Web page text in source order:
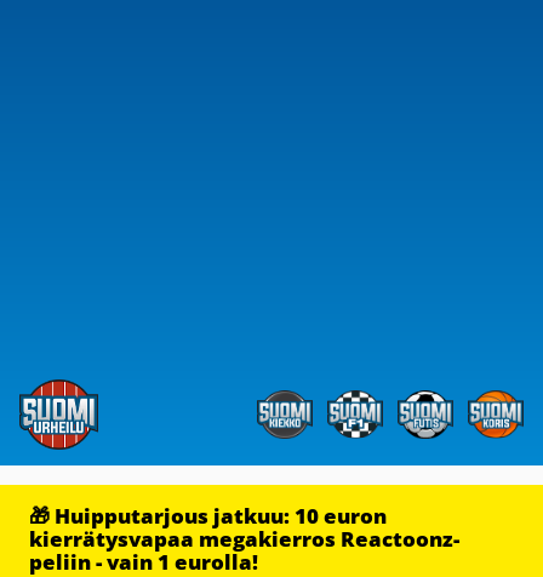
🎁 Huipputarjous jatkuu: 10 euron
kierrätysvapaa megakierros Reactoonz-
peliin - vain 1 eurolla!